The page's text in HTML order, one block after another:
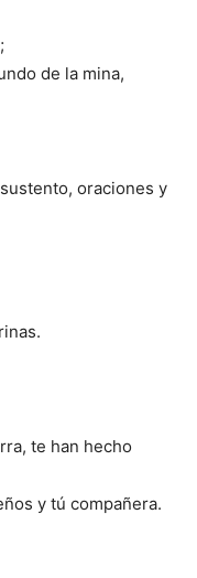
de la mina,
oraciones y
te han hecho
y tú compañera.